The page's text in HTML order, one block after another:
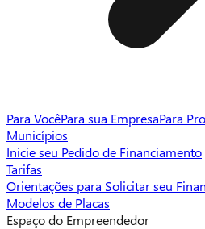
Para VocêPara sua EmpresaPara
Municípios
Inicie seu Pedido de Financiamento
Tarifas
Orientações para Solicitar seu
Modelos de Placas
Espaço do Empreendedor